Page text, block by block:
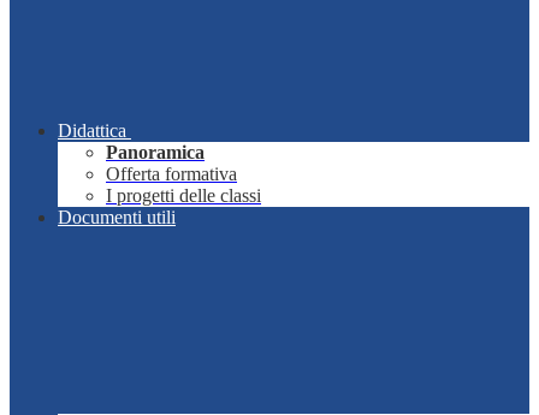
Didattica
Panoramica
Offerta formativa
I progetti delle classi
Documenti utili